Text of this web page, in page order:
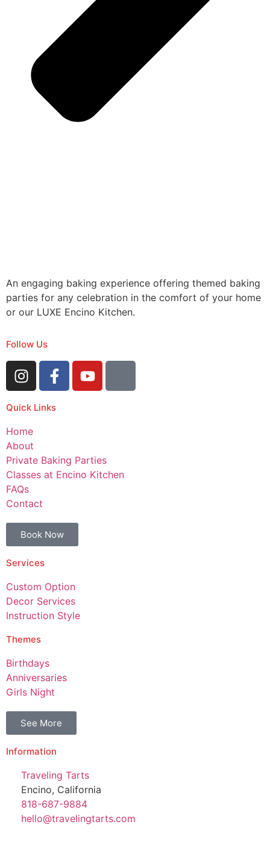
An engaging baking experience offering themed baking
parties for any celebration in the comfort of your home
or our LUXE Encino Kitchen.
Follow Us
Quick Links
Home
About
Private Baking Parties
Classes at Encino Kitchen
FAQs
Contact
Book Now
Services
Custom Option
Decor Services
Instruction Style
Themes
Birthdays
Anniversaries
Girls Night
See More
Information
Traveling Tarts
Encino, California
818-687-9884
hello@travelingtarts.com